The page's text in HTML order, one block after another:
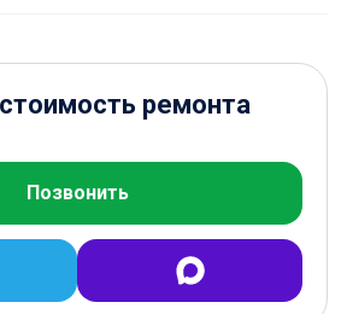
ремонта
Позвонить